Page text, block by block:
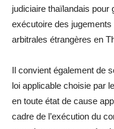
judiciaire thaïlandais pour
exécutoire des
arbitrales étrangères en
Il convient également de
loi applicable choisie par
en toute état de cause
cadre de l’exécution du